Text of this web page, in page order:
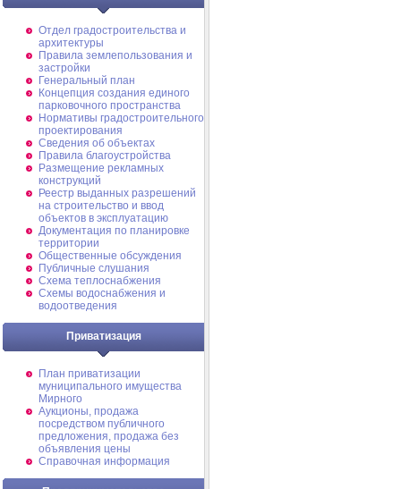
Отдел градостроительства и
архитектуры
Правила землепользования и
застройки
Генеральный план
Концепция создания единого
парковочного пространства
Нормативы градостроительного
проектирования
Сведения об объектах
Правила благоустройства
Размещение рекламных
конструкций
Реестр выданных разрешений
на строительство и ввод
объектов в эксплуатацию
Документация по планировке
территории
Общественные обсуждения
Публичные слушания
Схема теплоснабжения
Схемы водоснабжения и
водоотведения
Приватизация
План приватизации
муниципального имущества
Мирного
Аукционы, продажа
посредством публичного
предложения, продажа без
объявления цены
Справочная информация